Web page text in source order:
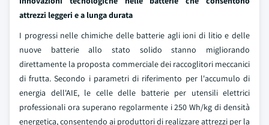
attrezzi leggeri e a lunga durata
I progressi nelle chimiche delle batterie agli ioni di litio e delle
nuove batterie allo stato solido stanno migliorando
direttamente la proposta commerciale dei raccoglitori meccanici
di frutta. Secondo i parametri di riferimento per l'accumulo di
energia dell'AIE, le celle delle batterie per utensili elettrici
professionali ora superano regolarmente i 250 Wh/kg di densità
energetica, consentendo ai produttori di realizzare attrezzi per la